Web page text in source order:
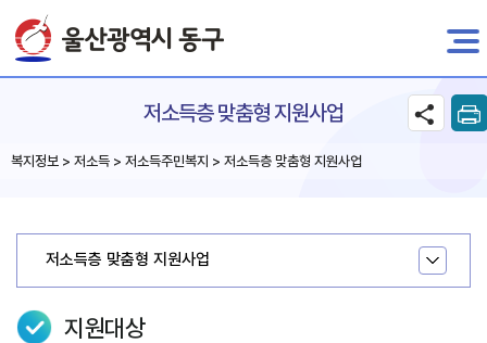
전자민원
저소득층 맞춤형 지원사업
복지정보 > 저소득 > 저소득주민복지 > 저소득층 맞춤형 지원사업
저소득층 맞춤형 지원사업
지원대상